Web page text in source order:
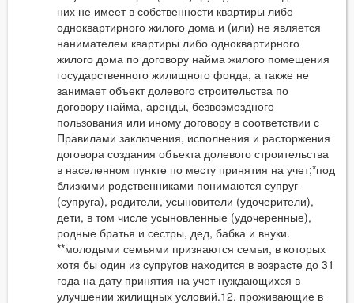
них не имеет в собственности квартиры либо
одноквартирного жилого дома и (или) не является
нанимателем квартиры либо одноквартирного
жилого дома по договору найма жилого помещения
государственного жилищного фонда, а также не
занимает объект долевого строительства по
договору найма, аренды, безвозмездного
пользования или иному договору в соответствии с
Правилами заключения, исполнения и расторжения
договора создания объекта долевого строительства
в населенном пункте по месту принятия на учет;*под
близкими родственниками понимаются супруг
(супруга), родители, усыновители (удочерители),
дети, в том числе усыновленные (удочеренные),
родные братья и сестры, дед, бабка и внуки.
**молодыми семьями признаются семьи, в которых
хотя бы один из супругов находится в возрасте до 31
года на дату принятия на учет нуждающихся в
улучшении жилищных условий.12. проживающие в